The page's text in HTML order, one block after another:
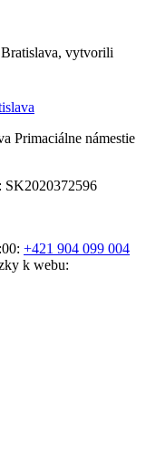
vytvorili
Primaciálne námestie
+421 904 099 004
k webu: